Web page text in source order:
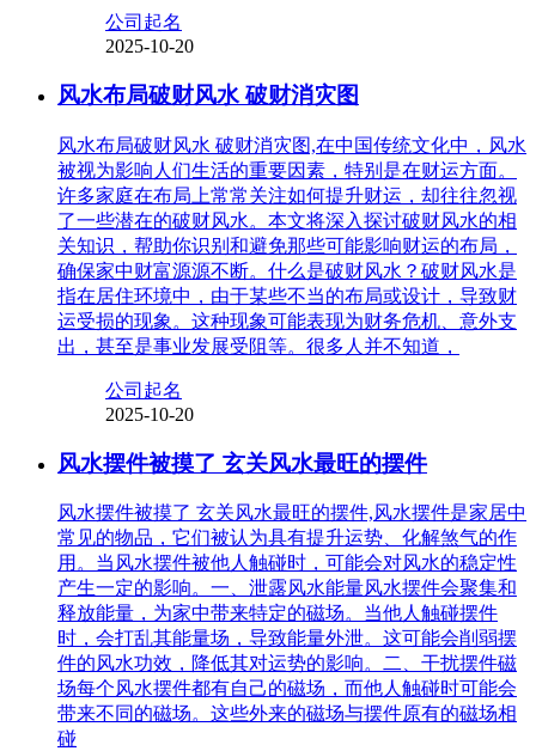
公司起名
2025-10-20
风水布局破财风水 破财消灾图
风水布局破财风水 破财消灾图,在中国传统文化中，风水
被视为影响人们生活的重要因素，特别是在财运方面。
许多家庭在布局上常常关注如何提升财运，却往往忽视
了一些潜在的破财风水。本文将深入探讨破财风水的相
关知识，帮助你识别和避免那些可能影响财运的布局，
确保家中财富源源不断。什么是破财风水？破财风水是
指在居住环境中，由于某些不当的布局或设计，导致财
运受损的现象。这种现象可能表现为财务危机、意外支
出，甚至是事业发展受阻等。很多人并不知道，
公司起名
2025-10-20
风水摆件被摸了 玄关风水最旺的摆件
风水摆件被摸了 玄关风水最旺的摆件,风水摆件是家居中
常见的物品，它们被认为具有提升运势、化解煞气的作
用。当风水摆件被他人触碰时，可能会对风水的稳定性
产生一定的影响。一、泄露风水能量风水摆件会聚集和
释放能量，为家中带来特定的磁场。当他人触碰摆件
时，会打乱其能量场，导致能量外泄。这可能会削弱摆
件的风水功效，降低其对运势的影响。二、干扰摆件磁
场每个风水摆件都有自己的磁场，而他人触碰时可能会
带来不同的磁场。这些外来的磁场与摆件原有的磁场相
碰